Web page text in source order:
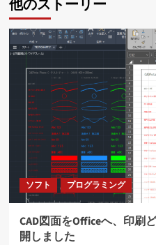
シ
ョ
ン
他のストーリー
ソフト プログラミング
CAD図面をOfficeへ、印刷
開しました